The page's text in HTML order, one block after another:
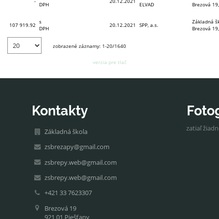
DPH
ELVAD
Brezová
107 919.92 s
DPH
20.12.2021 SPP, a.s.
Základná
Brezová
zobrazené záznamy: 1-20/1640
verzia pre tlač
Kontakty
Základná škola
zsbrezapy@gmail.com
zsbrepy.web@gmail.com
zsbrepy.web@gmail.com
+421 33 7623307
Brezová 19
921 01 Piešťany
zatiaľ